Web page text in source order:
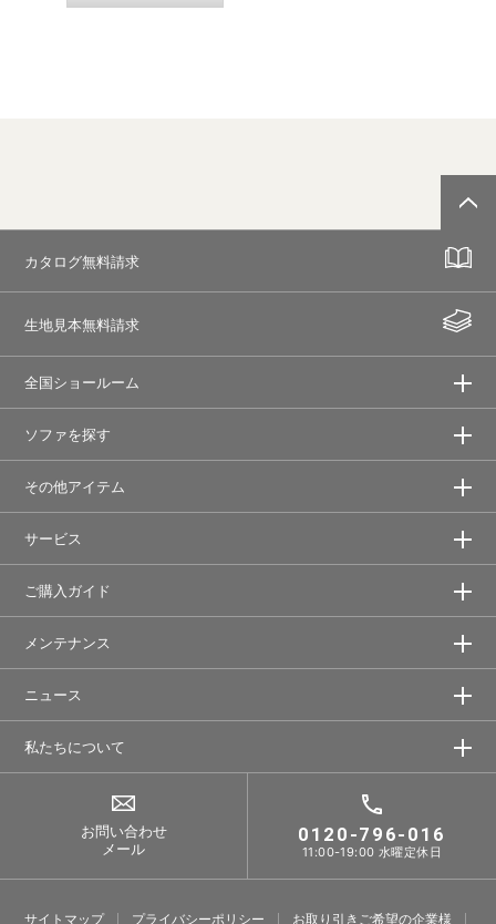
カタログ無料請求
生地見本無料請求
全国ショールーム
ソファを探す
その他アイテム
サービス
ご購入ガイド
メンテナンス
ニュース
私たちについて
お問い合わせ
メール
0120-796-016
11:00-19:00 水曜定休日
サイトマップ プライバシーポリシー お取り引きご希望の企業様